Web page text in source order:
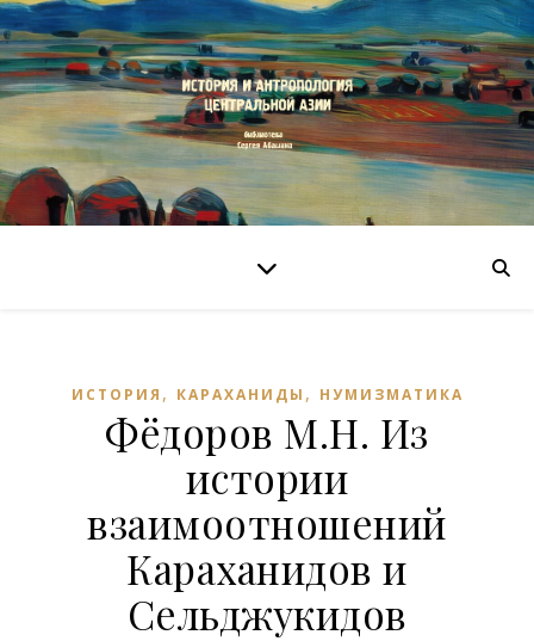
ИСТОРИЯ , КАРАХАНИДЫ , НУМИЗМАТИКА
Фёдоров М.Н. Из
истории
взаимоотношений
Караханидов и
Сельджукидов